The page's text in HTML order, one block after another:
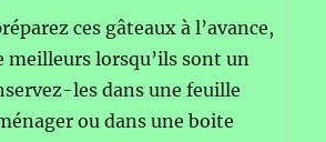
ces gâteaux à l’avance,
meilleurs lorsqu’ils sont un
les dans une feuille
ou dans une boite